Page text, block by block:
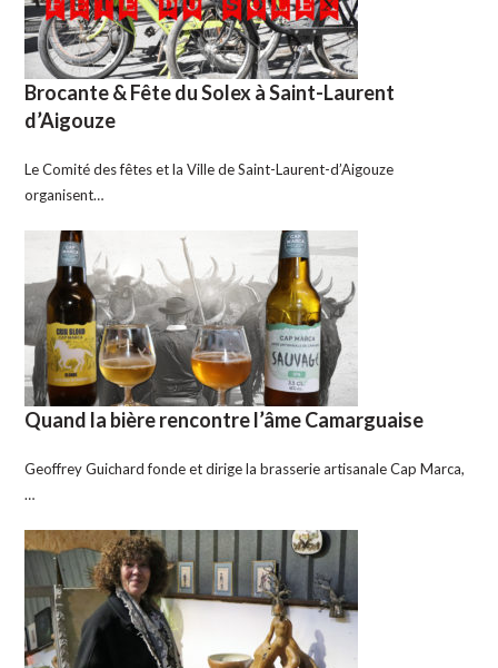
Brocante & Fête du Solex à Saint-Laurent
d’Aigouze
Le Comité des fêtes et la Ville de Saint-Laurent-d’Aigouze
organisent…
Quand la bière rencontre l’âme Camarguaise
Geoffrey Guichard fonde et dirige la brasserie artisanale Cap Marca,
…